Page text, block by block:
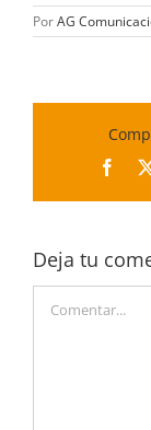
PorAG
Deja tu